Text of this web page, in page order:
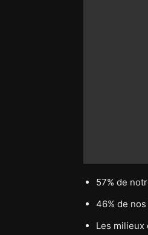
57% de
46% de
Les milieux